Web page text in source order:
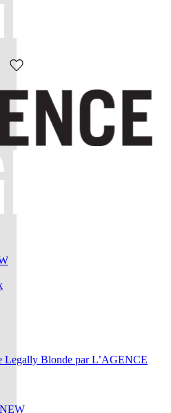
Legally Blonde par L’AGENCE
NEW